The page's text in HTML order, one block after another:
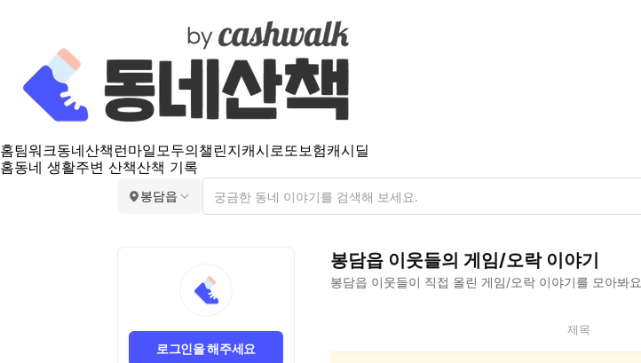
홈팀워크동네산책 런마일모두의챌린지캐시로또보험캐시딜
홈동네 생활주변 산책산책 기록
봉담읍
로그인을 해주세요
봉담읍 이웃들의 게임/오락이야기
봉담읍 이웃들이 직접 올린 게임/오락 이야기를 모아봐요
읍
제목